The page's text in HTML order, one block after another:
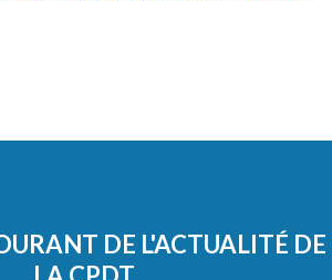
DE L'ACTUALITÉ DE